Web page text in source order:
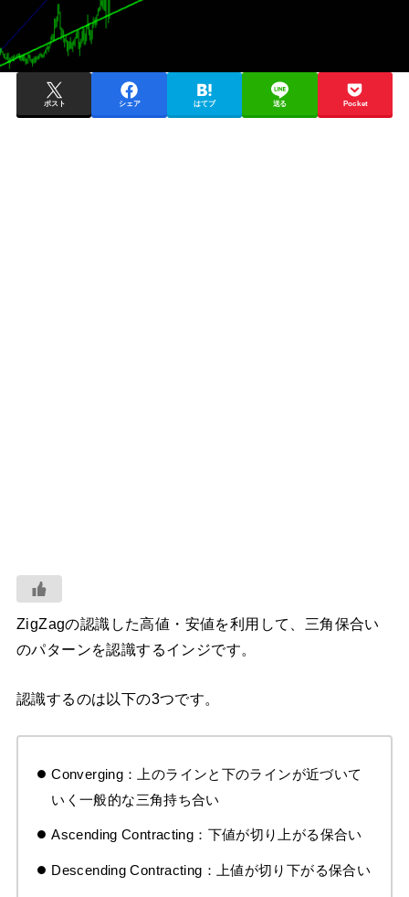
ポスト シェア はてブ 送る Pocket
ZigZagの認識した高値・安値を利用して、三角保合い
のパターンを認識するインジです。
認識するのは以下の3つです。
Converging：上のラインと下のラインが近づいて
いく一般的な三角持ち合い
Ascending Contracting：下値が切り上がる保合い
Descending Contracting：上値が切り下がる保合い